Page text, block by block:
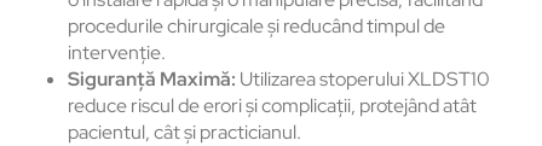
procedurile chirurgicale și reducând timpul de
intervenție.
Siguranță Maximă: Utilizarea stoperului XLDST10
reduce riscul de erori și complicații, protejând atât
pacientul, cât și practicianul.